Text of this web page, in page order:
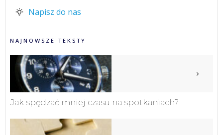
Napisz do nas
NAJNOWSZE TEKSTY
Jak spędzać mniej czasu na spotkaniach?